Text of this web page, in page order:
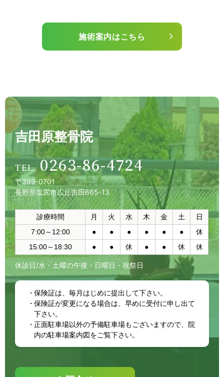
施術案内はこちら
吉田原整骨院
0263-86-4724
〒399-0701
長野県塩尻市広丘吉田665-13
診療時間 月 火 水 木 金 土
日
7:00～12:00
● ● ● ● ● ●
休
15:00～18:30
● ● 休 ● ● 休 休
休診日/水・土曜の午後・日曜日・祝祭日
保険証は、毎月はじめに提出して下さい。
保険証が変更になる場合は、早めに受付に申し出て
下さい。
正面駐車場以外の予備駐車場もございますので、院
内の駐車場案内図をご覧下さい。